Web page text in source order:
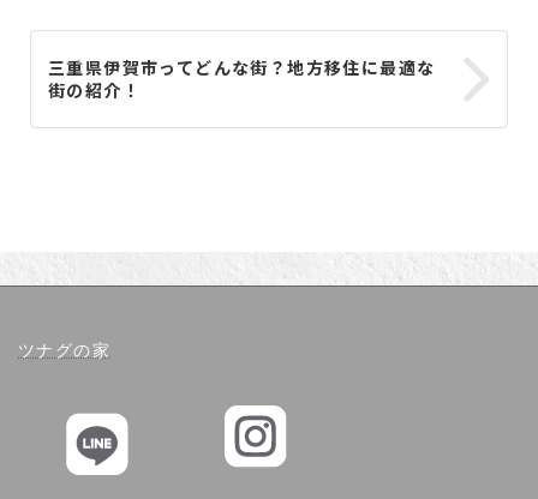
三重県伊賀市ってどんな街？地方移住に最適な
街の紹介！
ツナグの家